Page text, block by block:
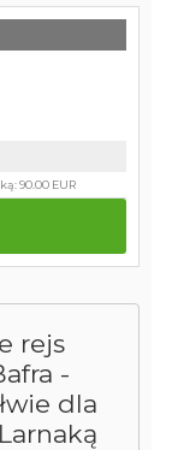
rejs
-
dla
90.00 EUR